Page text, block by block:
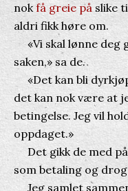
nokfå greie påslike
aldri fikk høre om.
«Vi skal lønne deg
saken,» sa de.
«Det kan bli
det kan nok være at
betingelse. Jeg vil
oppdaget.»
Det gikk de med
som betaling og
Jeg samlet